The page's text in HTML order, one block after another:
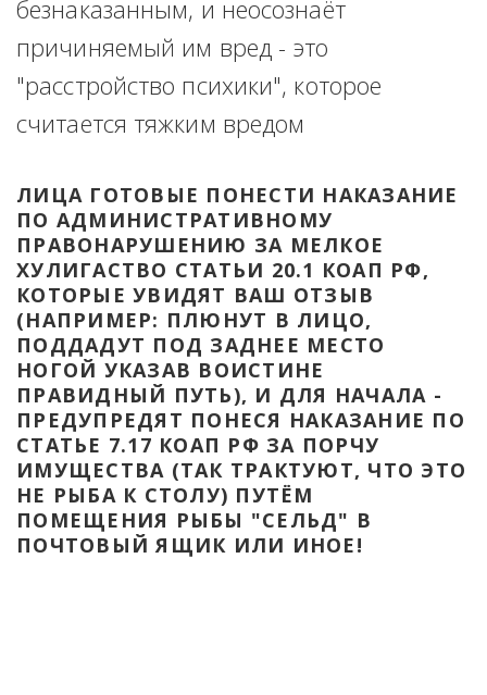
безнаказанным, и неосознаёт
причиняемый им вред - это
"расстройство психики", которое
считается тяжким вредом
ЛИЦА ГОТОВЫЕ ПОНЕСТИ НАКАЗАНИЕ
ПО АДМИНИСТРАТИВНОМУ
ПРАВОНАРУШЕНИЮ ЗА МЕЛКОЕ
ХУЛИГАСТВО СТАТЬИ 20.1 КОАП РФ,
КОТОРЫЕ УВИДЯТ ВАШ ОТЗЫВ
(НАПРИМЕР: ПЛЮНУТ В ЛИЦО,
ПОДДАДУТ ПОД ЗАДНЕЕ МЕСТО
НОГОЙ УКАЗАВ ВОИСТИНЕ
ПРАВИДНЫЙ ПУТЬ), И ДЛЯ НАЧАЛА -
ПРЕДУПРЕДЯТ ПОНЕСЯ НАКАЗАНИЕ ПО
СТАТЬЕ 7.17 КОАП РФ ЗА ПОРЧУ
ИМУЩЕСТВА (ТАК ТРАКТУЮТ, ЧТО ЭТО
НЕ РЫБА К СТОЛУ) ПУТЁМ
ПОМЕЩЕНИЯ РЫБЫ "СЕЛЬД" В
ПОЧТОВЫЙ ЯЩИК ИЛИ ИНОЕ!